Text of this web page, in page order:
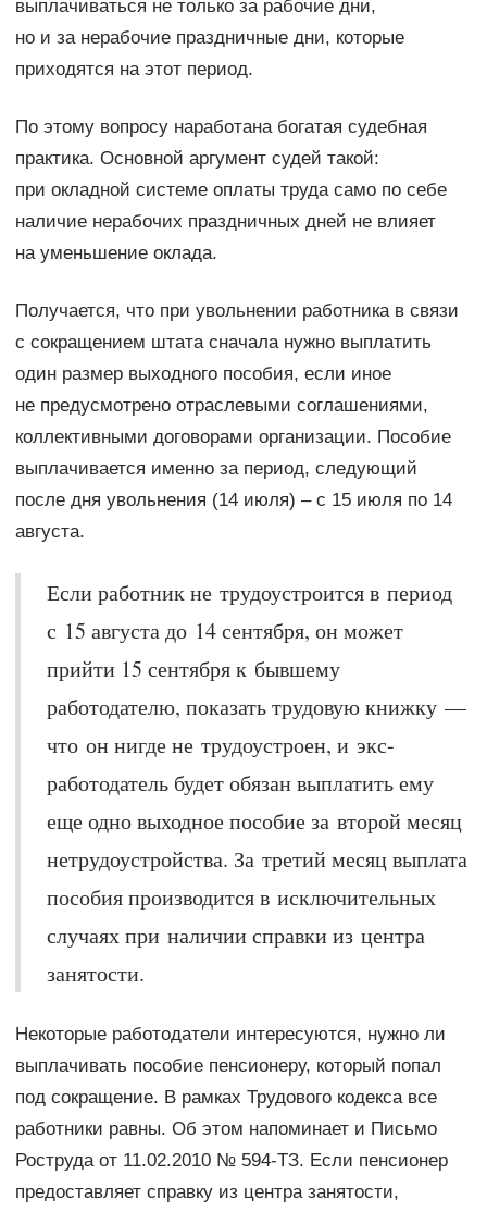
выплачиваться не только за рабочие дни,
но и за нерабочие праздничные дни, которые
приходятся на этот период.
По этому вопросу наработана богатая судебная
практика. Основной аргумент судей такой:
при окладной системе оплаты труда само по себе
наличие нерабочих праздничных дней не влияет
на уменьшение оклада.
Получается, что при увольнении работника в связи
с сокращением штата сначала нужно выплатить
один размер выходного пособия, если иное
не предусмотрено отраслевыми соглашениями,
коллективными договорами организации. Пособие
выплачивается именно за период, следующий
после дня увольнения (14 июля) – с 15 июля по 14
августа.
Если работник не трудоустроится в период
с 15 августа до 14 сентября, он может
прийти 15 сентября к бывшему
работодателю, показать трудовую книжку —
что он нигде не трудоустроен, и экс-
работодатель будет обязан выплатить ему
еще одно выходное пособие за второй месяц
нетрудоустройства. За третий месяц выплата
пособия производится в исключительных
случаях при наличии справки из центра
занятости.
Некоторые работодатели интересуются, нужно ли
выплачивать пособие пенсионеру, который попал
под сокращение. В рамках Трудового кодекса все
работники равны. Об этом напоминает и Письмо
Роструда от 11.02.2010 № 594-ТЗ. Если пенсионер
предоставляет справку из центра занятости,